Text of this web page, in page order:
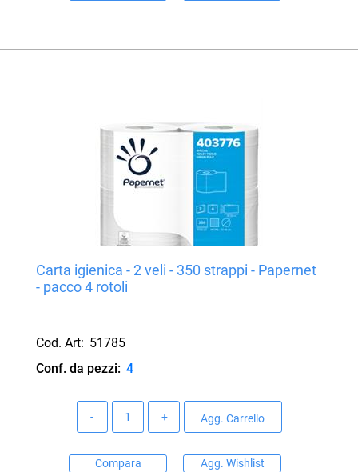
Carta igienica - 2 veli - 350 strappi - Papernet
- pacco 4 rotoli
Cod. Art: 51785
Conf. da pezzi: 4
Agg. Carrello
Compara Agg. Wishlist